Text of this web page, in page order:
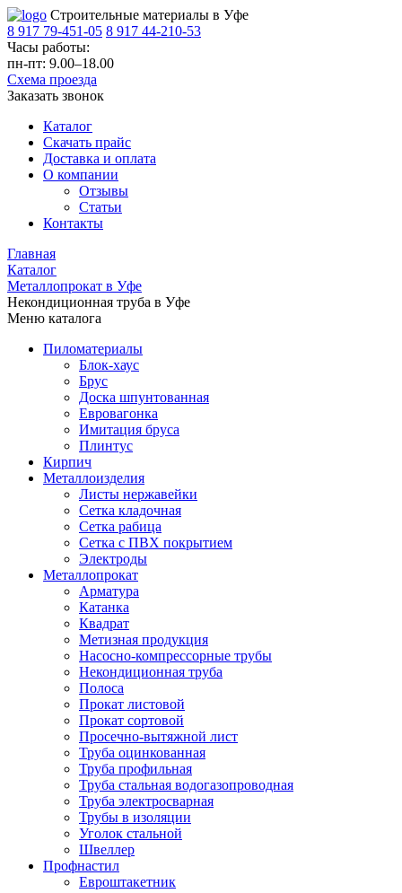
Строительные материалы в Уфе
8 917 79-451-05 8 917 44-210-53
Часы работы:
пн-пт: 9.00–18.00
Схема проезда
Заказать звонок
Каталог
Скачать прайс
Доставка и оплата
О компании
Отзывы
Статьи
Контакты
Главная
Каталог
Металлопрокат в Уфе
Некондиционная труба в Уфе
Меню каталога
Пиломатериалы
Блок-хаус
Брус
Доска шпунтованная
Евровагонка
Имитация бруса
Плинтус
Кирпич
Металлоизделия
Листы нержавейки
Сетка кладочная
Сетка рабица
Сетка с ПВХ покрытием
Электроды
Металлопрокат
Арматура
Катанка
Квадрат
Метизная продукция
Насосно-компрессорные трубы
Некондиционная труба
Полоса
Прокат листовой
Прокат сортовой
Просечно-вытяжной лист
Труба оцинкованная
Труба профильная
Труба стальная водогазопроводная
Труба электросварная
Трубы в изоляции
Уголок стальной
Швеллер
Профнастил
Евроштакетник